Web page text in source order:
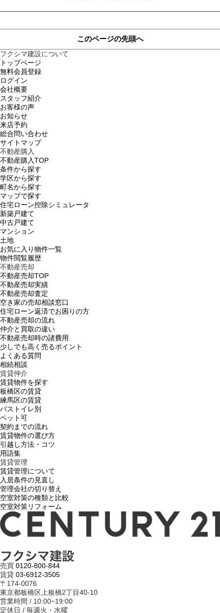
このページの先頭へ
フクシマ建設について
トップページ
無料会員登録
ログイン
会社概要
スタッフ紹介
お客様の声
お知らせ
来店予約
総合問い合わせ
サイトマップ
不動産購入
不動産購入TOP
条件から探す
学区から探す
町名から探す
マップで探す
住宅ローン控除シミュレータ
新築戸建て
中古戸建て
マンション
土地
お気に入り物件一覧
物件閲覧履歴
不動産売却
不動産売却TOP
不動産売却実績
不動産売却査定
空き家の売却相談窓口
住宅ローン返済でお困りの方
不動産売却の流れ
仲介と買取の違い
不動産売却時の諸費用
少しでも高く売るポイント
よくある質問
相続相談
賃貸仲介
賃貸物件を探す
板橋区の賃貸
練馬区の賃貸
バストイレ別
ペット可
契約までの流れ
賃貸物件の選び方
引越し方法・コツ
用語集
賃貸管理
賃貸管理について
入居条件の見直し
管理会社の切り替え
空室対策の種類と比較
空室対策リフォーム
売買 0120-800-844
賃貸 03-6912-3505
〒174-0076
東京都板橋区上板橋2丁目40-10
営業時間 / 10:00~19:00
定休日 / 毎週火・水曜